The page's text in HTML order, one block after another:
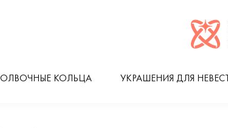
Логотип
КОЛЬЦА УКРАШЕНИЯ ДЛЯ